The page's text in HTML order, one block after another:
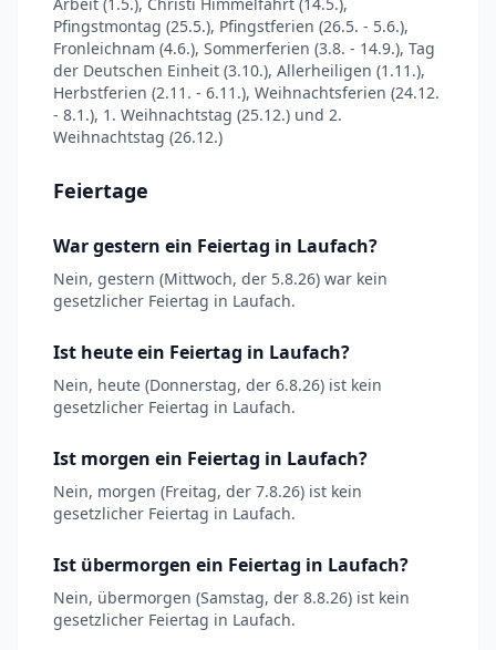
Pfingstmontag (25.5.), Pfingstferien (26.5. - 5.6.),
Fronleichnam (4.6.), Sommerferien (3.8. - 14.9.), Tag
der Deutschen Einheit (3.10.), Allerheiligen (1.11.),
Herbstferien (2.11. - 6.11.), Weihnachtsferien (24.12.
- 8.1.), 1. Weihnachtstag (25.12.) und 2.
Weihnachtstag (26.12.)
Feiertage
War gestern ein Feiertag in Laufach?
Nein, gestern (Mittwoch, der 5.8.26) war kein
gesetzlicher Feiertag in Laufach.
Ist heute ein Feiertag in Laufach?
Nein, heute (Donnerstag, der 6.8.26) ist kein
gesetzlicher Feiertag in Laufach.
Ist morgen ein Feiertag in Laufach?
Nein, morgen (Freitag, der 7.8.26) ist kein
gesetzlicher Feiertag in Laufach.
Ist übermorgen ein Feiertag in Laufach?
Nein, übermorgen (Samstag, der 8.8.26) ist kein
gesetzlicher Feiertag in Laufach.